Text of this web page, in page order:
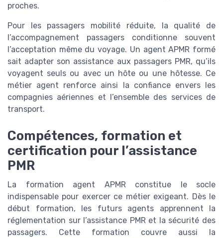
proches.
Pour les passagers mobilité réduite, la qualité de
l’accompagnement passagers conditionne souvent
l’acceptation même du voyage. Un agent APMR formé
sait adapter son assistance aux passagers PMR, qu’ils
voyagent seuls ou avec un hôte ou une hôtesse. Ce
métier agent renforce ainsi la confiance envers les
compagnies aériennes et l’ensemble des services de
transport.
Compétences, formation et
certification pour l’assistance
PMR
La formation agent APMR constitue le socle
indispensable pour exercer ce métier exigeant. Dès le
début formation, les futurs agents apprennent la
réglementation sur l’assistance PMR et la sécurité des
passagers. Cette formation couvre aussi la